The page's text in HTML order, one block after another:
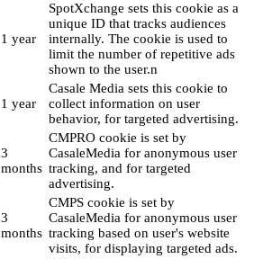
1 year
SpotXchange sets this cookie as a
unique ID that tracks audiences
internally. The cookie is used to
limit the number of repetitive ads
shown to the user.n
1 year
Casale Media sets this cookie to
collect information on user
behavior, for targeted advertising.
3
months
CMPRO cookie is set by
CasaleMedia for anonymous user
tracking, and for targeted
advertising.
3
months
CMPS cookie is set by
CasaleMedia for anonymous user
tracking based on user's website
visits, for displaying targeted ads.